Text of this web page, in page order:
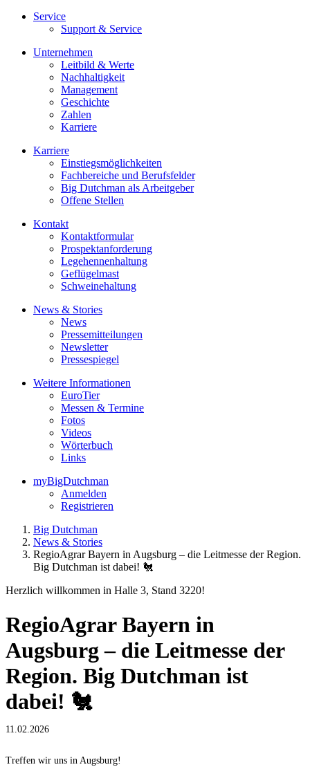
Service
Support & Service
Unternehmen
Leitbild & Werte
Nachhaltigkeit
Management
Geschichte
Zahlen
Karriere
Karriere
Einstiegsmöglichkeiten
Fachbereiche und Berufsfelder
Big Dutchman als Arbeitgeber
Offene Stellen
Kontakt
Kontaktformular
Prospektanforderung
Legehennenhaltung
Geflügelmast
Schweinehaltung
News & Stories
News
Pressemitteilungen
Newsletter
Pressespiegel
Weitere Informationen
EuroTier
Messen & Termine
Fotos
Videos
Wörterbuch
Links
myBigDutchman
Anmelden
Registrieren
Big Dutchman
News & Stories
RegioAgrar Bayern in Augsburg – die Leitmesse der Region.
Big Dutchman ist dabei! 🐔
Herzlich willkommen in Halle 3, Stand 3220!
RegioAgrar Bayern in
Augsburg – die Leitmesse der
Region. Big Dutchman ist
dabei! 🐔
11.02.2026
Treffen wir uns in Augsburg!